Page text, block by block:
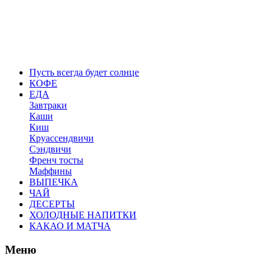
Пусть всегда будет солнце
КОФЕ
ЕДА
Завтраки
Каши
Киш
Круассендвичи
Сэндвичи
Френч тосты
Маффины
ВЫПЕЧКА
ЧАЙ
ДЕСЕРТЫ
ХОЛОДНЫЕ НАПИТКИ
КАКАО И МАТЧА
Меню